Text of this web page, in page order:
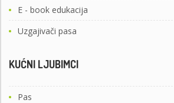
E - book edukacija
Uzgajivači pasa
KUĆNI LJUBIMCI
Pas